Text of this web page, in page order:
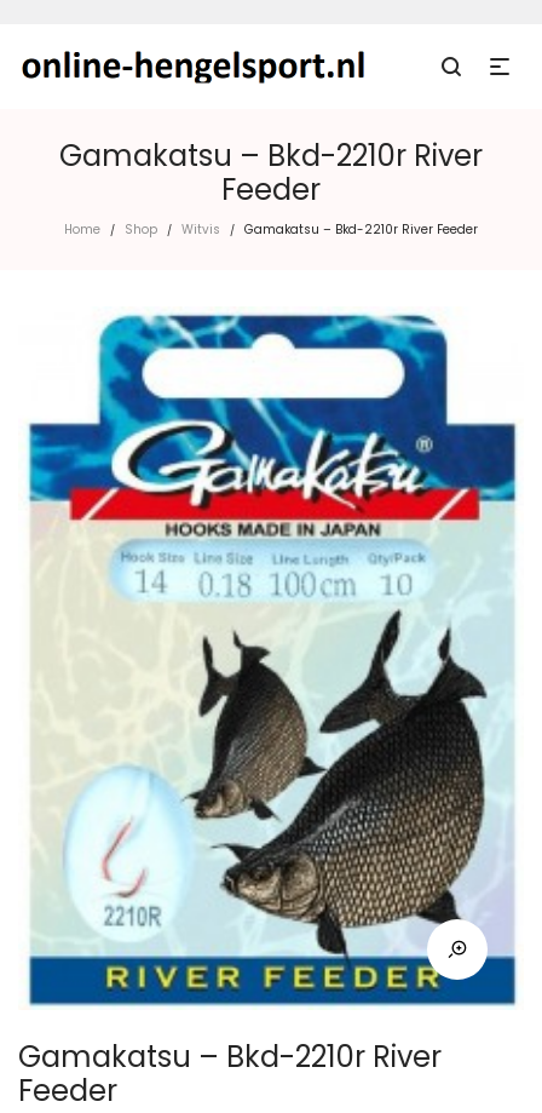
Gamakatsu – Bkd-2210r River
Feeder
Home / Shop / Witvis / Gamakatsu – Bkd-2210r River Feeder
Gamakatsu – Bkd-2210r River
Feeder